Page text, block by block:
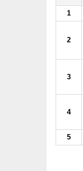
1
2
3
4
5